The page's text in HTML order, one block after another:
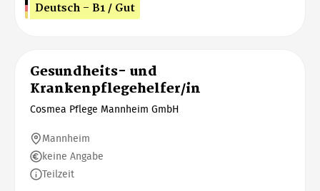
Deutsch - B1 / Gut
Gesundheits- und
Krankenpflegehelfer/in
Cosmea Pflege Mannheim GmbH
Mannheim
keine Angabe
Teilzeit